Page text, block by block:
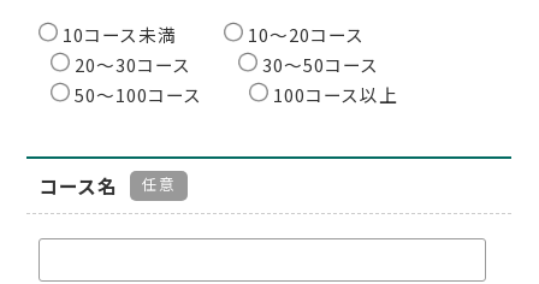
10コース未満
10〜20コース
20〜30コース
30〜50コース
50〜100コース
100コース以上
コース名 任意